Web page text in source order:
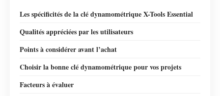
Les spécificités de la clé dynamométrique X-Tools Essential
Qualités appréciées par les utilisateurs
Points à considérer avant l’achat
Choisir la bonne clé dynamométrique pour vos projets
Facteurs à évaluer